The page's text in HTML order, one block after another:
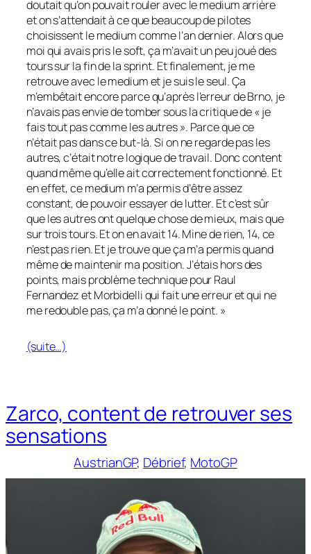
doutait qu’on pouvait rouler avec le medium arrière
et on s’attendait à ce que beaucoup de pilotes
choisissent le medium comme l’an dernier. Alors que
moi qui avais pris le soft, ça m’avait un peu joué des
tours sur la fin de la sprint. Et finalement, je me
retrouve avec le medium et je suis le seul. Ça
m’embêtait encore parce qu’après l’erreur de Brno, je
n’avais pas envie de tomber sous la critique de « je
fais tout pas comme les autres ». Parce que ce
n’était pas dans ce but-là. Si on ne regarde pas les
autres, c’était notre logique de travail. Donc content
quand même qu’elle ait correctement fonctionné. Et
en effet, ce medium m’a permis d’être assez
constant, de pouvoir essayer de lutter. Et c’est sûr
que les autres ont quelque chose de mieux, mais que
sur trois tours. Et on en avait 14. Mine de rien, 14, ce
n’est pas rien. Et je trouve que ça m’a permis quand
même de maintenir ma position. J’étais hors des
points, mais problème technique pour Raul
Fernandez et Morbidelli qui fait une erreur et qui ne
me redouble pas, ça m’a donné le point. »
(suite…)
Zarco, content de retrouver ses
sensations
AustrianGP, Débrief, MotoGP